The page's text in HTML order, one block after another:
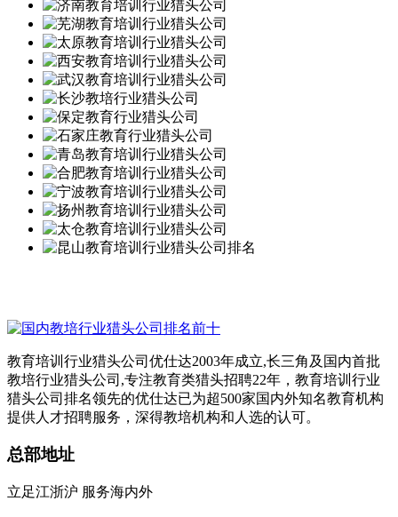
教育培训行业猎头公司优仕达2003年成立,长三角及国内首批
教培行业猎头公司,专注教育类猎头招聘22年，教育培训行业
猎头公司排名领先的优仕达已为超500家国内外知名教育机构
提供人才招聘服务，深得教培机构和人选的认可。
总部地址
立足江浙沪 服务海内外